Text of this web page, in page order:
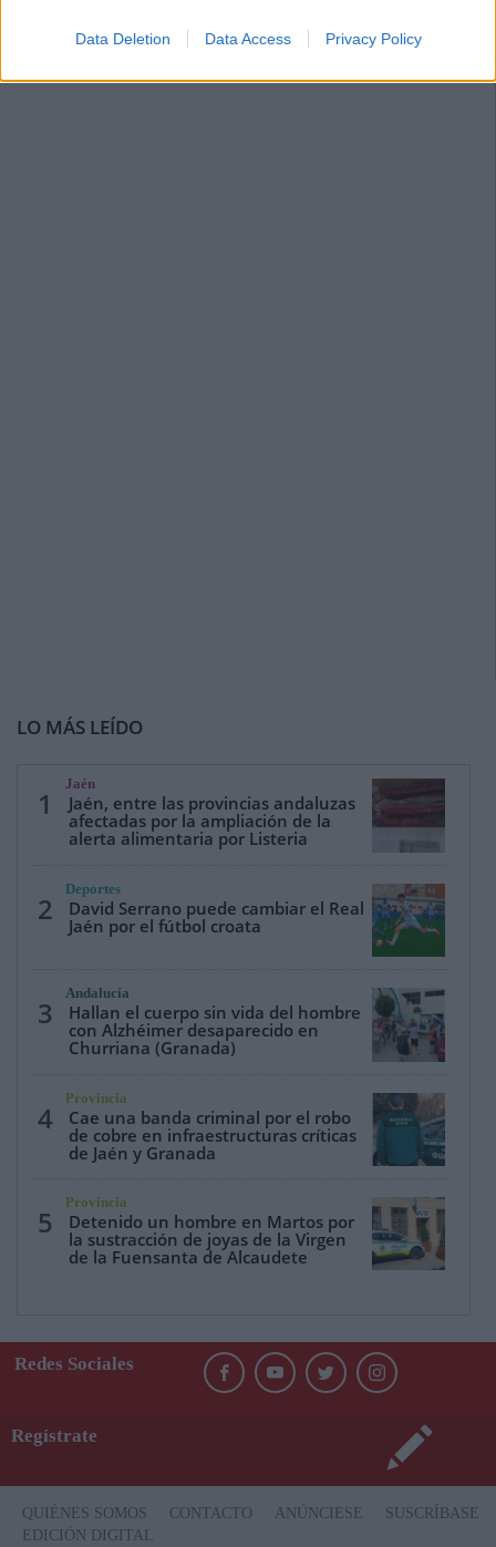
Data Deletion Data Access Privacy Policy
LO MÁS LEÍDO
1
Jaén
Jaén, entre las provincias andaluzas
afectadas por la ampliación de la
alerta alimentaria por Listeria
2
Deportes
David Serrano puede cambiar el Real
Jaén por el fútbol croata
3
Andalucía
Hallan el cuerpo sin vida del hombre
con Alzhéimer desaparecido en
Churriana (Granada)
4
Provincia
Cae una banda criminal por el robo
de cobre en infraestructuras críticas
de Jaén y Granada
5
Provincia
Detenido un hombre en Martos por
la sustracción de joyas de la Virgen
de la Fuensanta de Alcaudete
Redes Sociales
Regístrate
QUIÉNES SOMOS CONTACTO ANÚNCIESE
SUSCRÍBASE
EDICIÓN DIGITAL